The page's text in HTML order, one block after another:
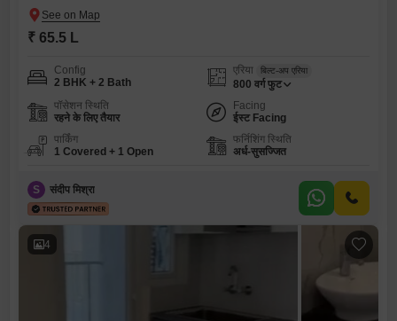
₹ 65.5 L
Config
2 BHK + 2 Bath
एरिया बिल्ट-अप एरिया
800 वर्ग फुट
पॉसेशन स्थिति
रहने के लिए तैयार
Facing
ईस्ट Facing
पार्किंग
1 Covered + 1 Open
फर्निशिंग स्थिति
अर्ध-सुसज्जित
S संदीप मिश्रा
4